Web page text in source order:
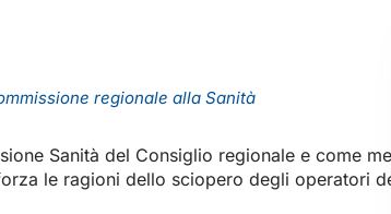
regionale alla Sanità
Sanità del Consiglio regionale e come
le ragioni dello sciopero degli operatori